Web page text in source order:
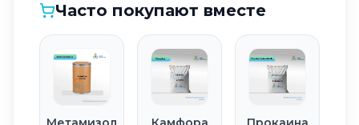
Часто покупают вместе